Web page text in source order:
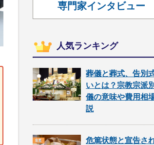
専門家インタビュー
人気ランキング
葬儀と葬式、告別
いとは？宗教宗派
儀の意味や費用相
説
危篤状態と宣告さ